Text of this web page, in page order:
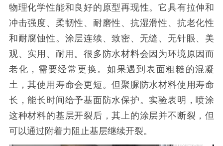
物理化学性能和良好的原型再现性。它具有拉伸和
冲击强度、柔韧性、耐磨性、抗湿滑性、抗老化性
和耐腐蚀性。涂层连续、致密、无缝、无针眼、美
观、实用、耐用。很多防水材料会因为环境原因而
老化，需要经常更换。如果遇到表面粗糙的混凝
土，其使用寿命会更短。但聚脲防水材料使用寿命
长，能长时间给予基面防水保护。实验表明，喷涂
这种材料的基层开裂后，其上的涂层并不断裂，但
可以通过附着力阻止基层继续开裂。